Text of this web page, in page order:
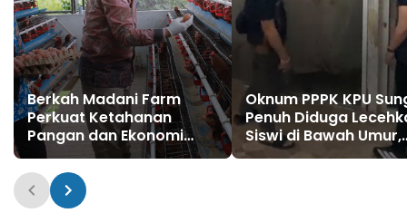
Berkah Madani Farm
Perkuat Ketahanan
Pangan dan Ekonomi
Masyarakat
Oknum PPPK KPU
Penuh Diduga
Siswi di Bawah Umur,
Polisi Lakukan Olah